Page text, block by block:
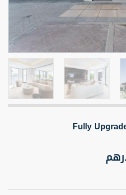
حالة
جاهز
رقم الوسيط
أتصل الأن
2BR Golf, Pool & Villa View |
مربع)
Fully